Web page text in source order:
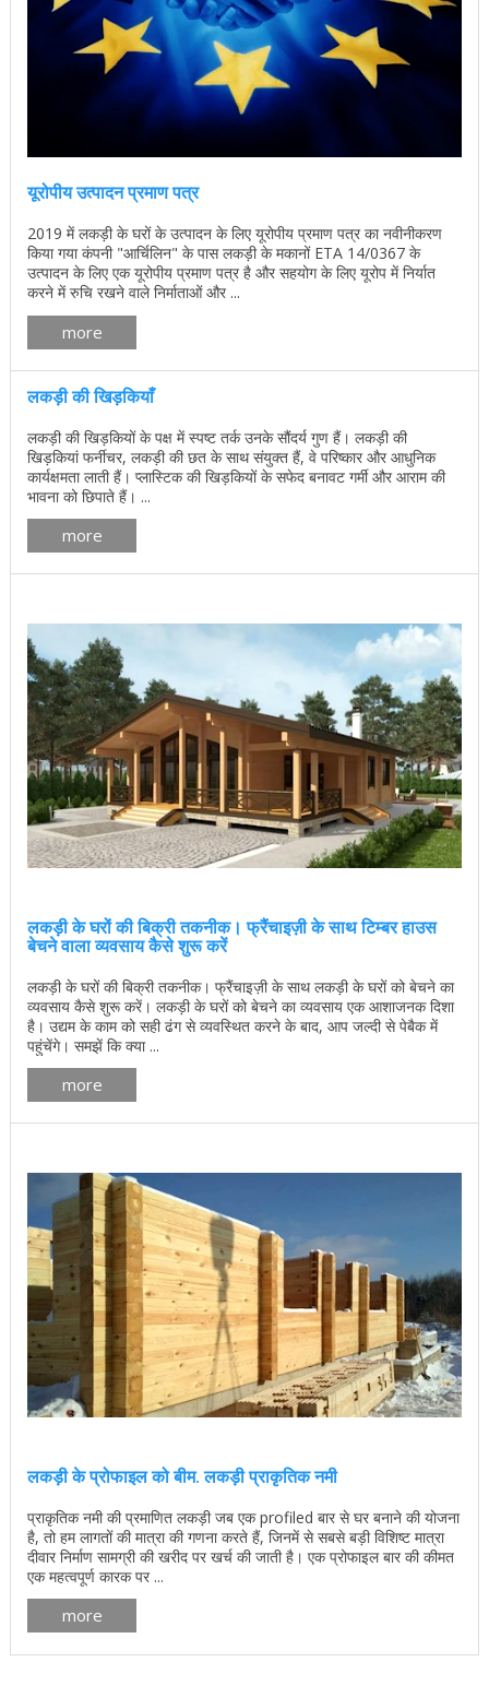
यूरोपीय उत्पादन प्रमाण पत्र
2019 में लकड़ी के घरों के उत्पादन के लिए यूरोपीय प्रमाण पत्र का नवीनीकरण
किया गया कंपनी "आर्चिलिन" के पास लकड़ी के मकानों ETA 14/0367 के
उत्पादन के लिए एक यूरोपीय प्रमाण पत्र है और सहयोग के लिए यूरोप में निर्यात
करने में रुचि रखने वाले निर्माताओं और ...
more
लकड़ी की खिड़कियाँ
लकड़ी की खिड़कियों के पक्ष में स्पष्ट तर्क उनके सौंदर्य गुण हैं। लकड़ी की
खिड़कियां फर्नीचर, लकड़ी की छत के साथ संयुक्त हैं, वे परिष्कार और आधुनिक
कार्यक्षमता लाती हैं। प्लास्टिक की खिड़कियों के सफेद बनावट गर्मी और आराम की
भावना को छिपाते हैं। ...
more
लकड़ी के घरों की बिक्री तकनीक। फ्रैंचाइज़ी के साथ टिम्बर हाउस
बेचने वाला व्यवसाय कैसे शुरू करें
लकड़ी के घरों की बिक्री तकनीक। फ्रैंचाइज़ी के साथ लकड़ी के घरों को बेचने का
व्यवसाय कैसे शुरू करें। लकड़ी के घरों को बेचने का व्यवसाय एक आशाजनक दिशा
है। उद्यम के काम को सही ढंग से व्यवस्थित करने के बाद, आप जल्दी से पेबैक में
पहुंचेंगे। समझें कि क्या ...
more
लकड़ी के प्रोफाइल को बीम. लकड़ी प्राकृतिक नमी
प्राकृतिक नमी की प्रमाणित लकड़ी जब एक profiled बार से घर बनाने की योजना
है, तो हम लागतों की मात्रा की गणना करते हैं, जिनमें से सबसे बड़ी विशिष्ट मात्रा
दीवार निर्माण सामग्री की खरीद पर खर्च की जाती है। एक प्रोफाइल बार की कीमत
एक महत्वपूर्ण कारक पर ...
more